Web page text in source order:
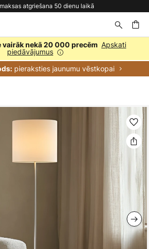
atgriešana 50 dienu laikā
vairāk nekā 20 000 precēm Apskati
piedāvājumus
pieraksties jaunumu vēstkopai